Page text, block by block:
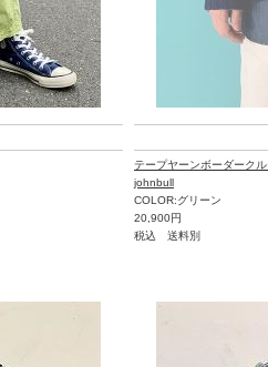
テープヤーンボーダーク
johnbull
COLOR:グリーン
20,900円
税込 送料別